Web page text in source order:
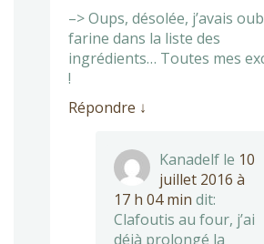
–> Oups, désolée, j’avais
farine dans la liste des
ingrédients… Toutes mes
!
Répondre ↓
Kanadelf le 10
juillet 2016 à
17 h 04 min dit:
Clafoutis au four, j’ai
déjà prolongé la